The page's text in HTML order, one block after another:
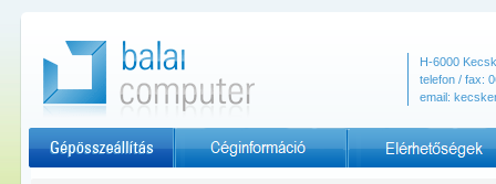
H-6000
telefon / fax:
email:
Elérhetőségek